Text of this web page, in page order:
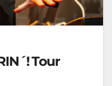
Tour